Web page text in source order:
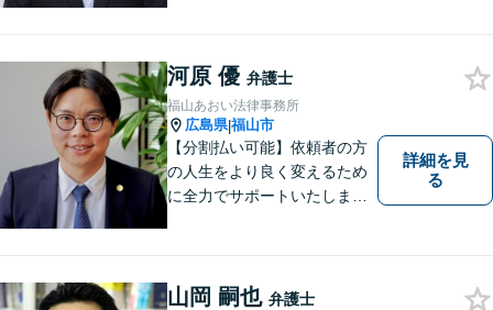
スペースのご用意が可能で
す。ご希望の方はご予約の際
にお申し付けください。
河原 優 弁護士
福山あおい法律事務所
広島県|福山市
【分割払い可能】依頼者の方
の人生をより良く変えるため
に全力でサポートいたしま
詳細を見
る
山岡 嗣也 弁護士